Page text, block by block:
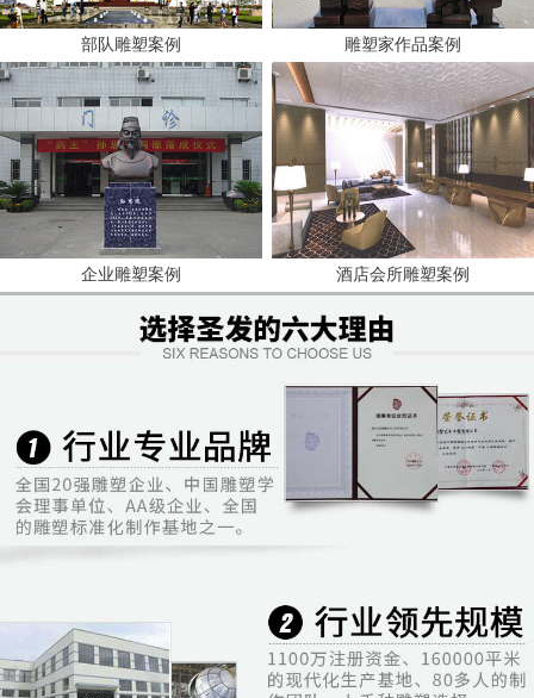
部队雕塑案例
企业雕塑案例
雕塑家作品案例
酒店会所雕塑案例